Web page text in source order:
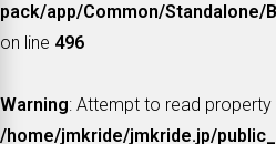
pack/app/Common/Standalone/
on line 496
Warning: Attempt to read property
/home/jmkride/jmkride.jp/